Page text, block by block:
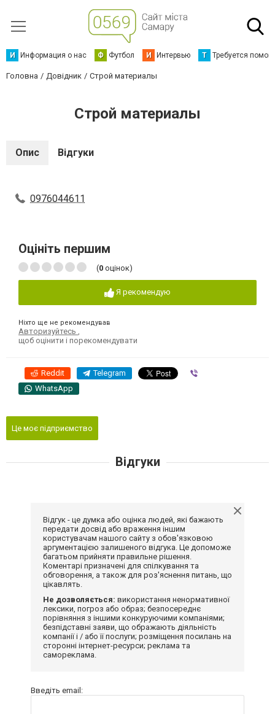
И Информация о нас Ф Футбол И Интервью Т Требуется
Головна Довідник Строй материалы
Строй материалы
Опис Відгуки
0976044611
Оцініть першим
(0 оцінок)
Я рекомендую
Ніхто ще не рекомендував
Авторизуйтесь
щоб оцінити і порекомендувати
Reddit Telegram
WhatsApp
Це моє підприємство
Відгуки
Відгук - це думка або оцінка людей, які бажають
передати досвід або враження іншим
користувачам нашого сайту з обов'язковою
аргументацією залишеного відгука. Це допоможе
багатьом прийняти правильне рішення.
Коментарі призначені для спілкування та
обговорення, а також для роз'яснення питань, що
цікавлять.
Не дозволяється: використання ненормативної
лексики, погроз або образ; безпосереднє
порівняння з іншими конкуруючими компаніями;
безпідставні заяви, що ображають діяльність
компанії і / або її послуги; розміщення посилань на
сторонні інтернет-ресурси; реклама та
самореклама.
Введіть email: